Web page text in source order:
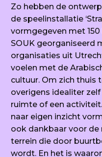
Zo hebben de
de speelinstallatie
vormgegeven met
SOUK georganiseerd
organisaties uit
voelen met de
cultuur. Om zich thuis
overigens idealiter
ruimte of een
naar eigen inzicht
ook dankbaar voor
terrein die door
wordt. En het is